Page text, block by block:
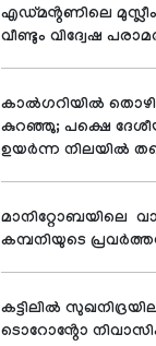
എഡ്മൻ്റണിലെ
വീണ്ടും വിദ്വേഷ
കാൽഗറിയിൽ
കുറഞ്ഞു; പക്ഷെ
ഉയർന്ന നിലയിൽ
മാനിറ്റോബയിലെ
കമ്പനിയുടെ
കട്ടിലിൽ
ടൊറോൻ്റോ